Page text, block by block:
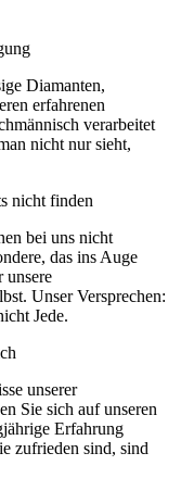
Diamanten,
erfahrenen
verarbeitet
nicht nur sieht,
nicht finden
bei uns nicht
das ins Auge
unsere
Unser Versprechen:
Jede.
unserer
Sie sich auf unseren
Erfahrung
zufrieden sind, sind